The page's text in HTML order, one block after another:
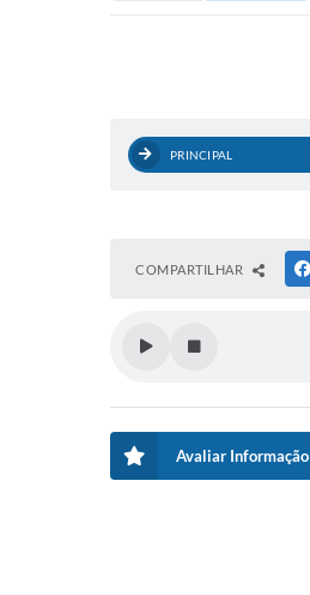
PRINCIPAL
COMPARTILHAR
Avaliar Informação